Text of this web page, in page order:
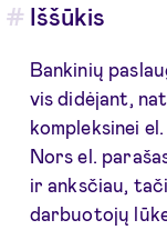
Iššūkis
Bankinių
vis didėjant,
kompleksinei
Nors el.
ir anksčiau,
darbuotojų